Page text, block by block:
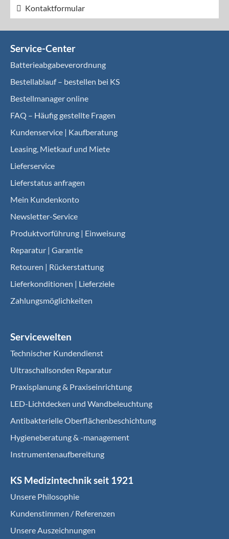
Kontaktformular
Service-Center
Batterieabgabeverordnung
Bestellablauf – bestellen bei KS
Bestellmanager online
FAQ – Häufig gestellte Fragen
Kundenservice | Kaufberatung
Leasing, Mietkauf und Miete
Lieferservice
Lieferstatus anfragen
Mein Kundenkonto
Newsletter-Service
Produktvorführung | Einweisung
Reparatur | Garantie
Retouren | Rückerstattung
Lieferkonditionen | Lieferziele
Zahlungsmöglichkeiten
Servicewelten
Technischer Kundendienst
Ultraschallsonden Reparatur
Praxisplanung & Praxiseinrichtung
LED-Lichtdecken und Wandbeleuchtung
Antibakterielle Oberflächenbeschichtung
Hygieneberatung & -management
Instrumentenaufbereitung
KS Medizintechnik seit 1921
Unsere Philosophie
Kundenstimmen / Referenzen
Unsere Auszeichnungen